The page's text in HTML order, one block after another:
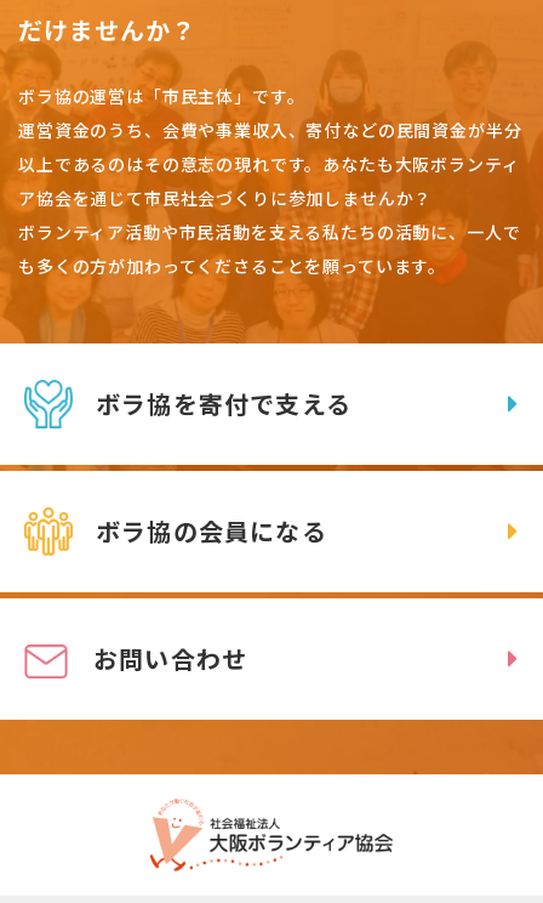
だけませんか？
ボラ協の運営は「市民主体」です。
運営資金のうち、会費や事業収入、寄付などの民間資金が半分
以上であるのはその意志の現れです。 あなたも大阪ボランティ
ア協会を通じて市民社会づくりに参加しませんか？
ボランティア活動や市民活動を支える私たちの活動に、一人で
も多くの方が加わってくださることを願っています。
ボラ協を寄付で支える
ボラ協の会員になる
お問い合わせ